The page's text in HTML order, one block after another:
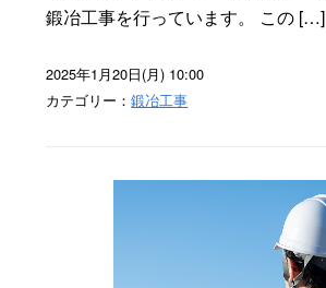
鍛冶工事を行っています。 この […]
2025年1月20日(月) 10:00
カテゴリー：鍛冶工事